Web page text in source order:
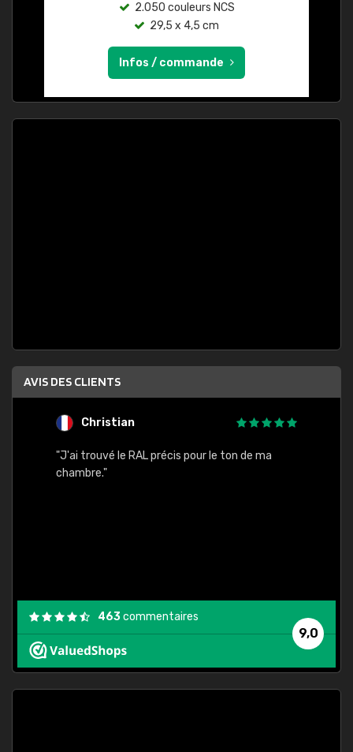
2.050 couleurs NCS
29,5 x 4,5 cm
Infos / commande
AVIS DES CLIENTS
Christian
"J'ai trouvé le RAL précis pour le ton de ma
chambre."
9,0
463commentaires